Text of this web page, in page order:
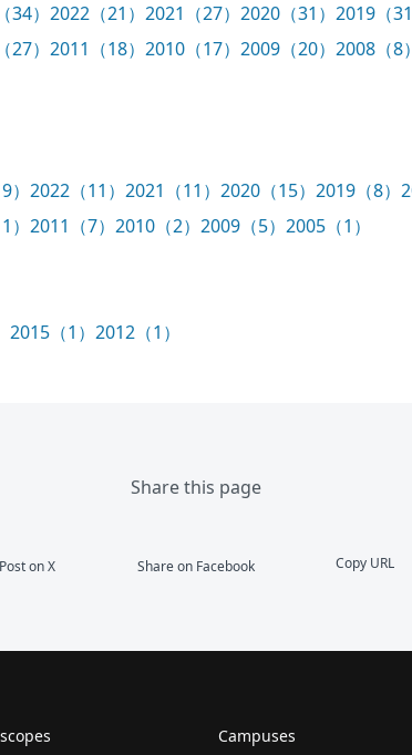
34） 2022（21） 2021（27） 2020（31） 2019（31
27） 2011（18） 2010（17） 2009（20） 2008（8）
2022（11） 2021（11） 2020（15） 2019（8）
2011（7） 2010（2） 2009（5） 2005（1）
2015（1） 2012（1）
Share this page
Post on X Share on Facebook Copy URL
Campuses